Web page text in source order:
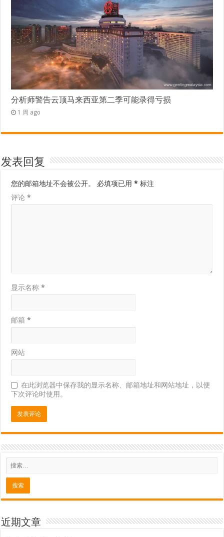
分析师警告云顶马来西亚第二季可能录得亏损
1 周 ago
发表回复
您的邮箱地址不会被公开。 必填项已用* 标注
评论*
显示名称*
邮箱*
网站
在此浏览器中保存我的显示名称、邮箱地址和网站地址，以便
下次评论时使用。
近期文章